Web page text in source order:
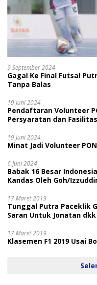
9 September 2024
Gagal Ke Final Futsal
Tanpa Balas
19 Juni 2024
Pendaftaran Volunteer
Persyaratan dan
19 Juni 2024
Minat Jadi Volunteer
6 Juni 2024
Babak 16 Besar
Kandas Oleh Goh/
17 Maret 2019
Tunggal Putra Paceklik
Saran Untuk Jonatan dkk
17 Maret 2019
Klasemen F1 2019 Usai